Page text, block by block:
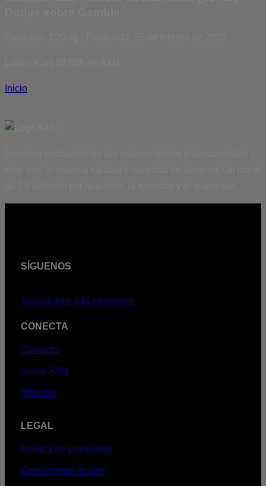
Inicio
SÍGUENOS
Suscribirme a la newsletter
CONECTA
Contacto
Sobre AXN
Noticias
LEGAL
Política de privacidad
Condiciones de uso